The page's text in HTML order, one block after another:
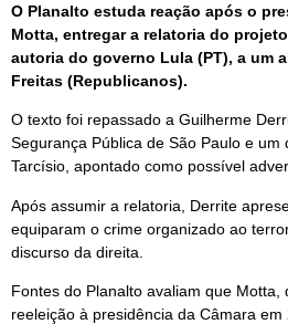
O Planalto estuda reação após o
Motta, entregar a relatoria do
autoria do governo Lula (PT), a um
Freitas (Republicanos).
O texto foi repassado a Guilherme
Segurança Pública de São Paulo e um
Tarcísio, apontado como possível
Após assumir a relatoria, Derrite
equiparam o crime organizado ao
discurso da direita.
Fontes do Planalto avaliam que Motta,
reeleição à presidência da Câmara